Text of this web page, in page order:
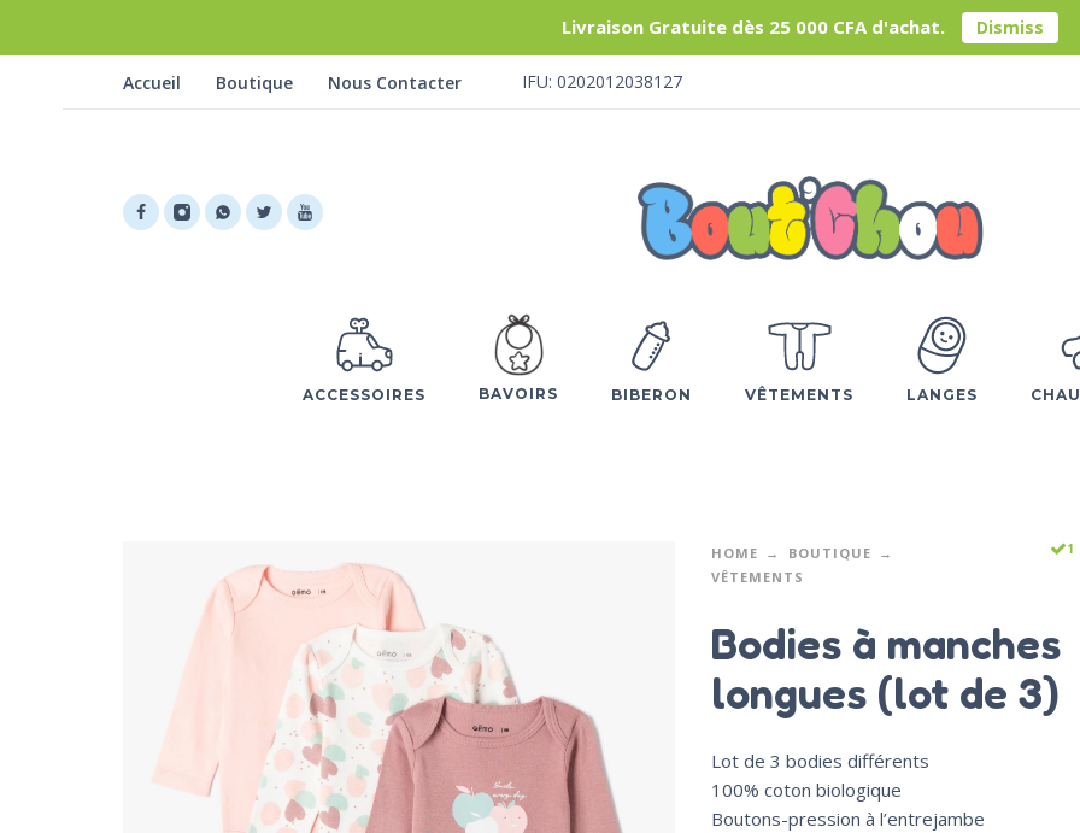
Livraison Gratuite dès 25 000 CFA d'achat. Dismiss
Accueil Boutique Nous Contacter IFU: 0202012038127
ACCESSOIRES BAVOIRS BIBERON VÊTEMENTS LANGES
HOME
BOUTIQUE
VÊTEMENTS
1
Bodies à manches
longues (lot de 3)
Lot de 3 bodies différents
100% coton biologique
Boutons-pression à l’entrejambe